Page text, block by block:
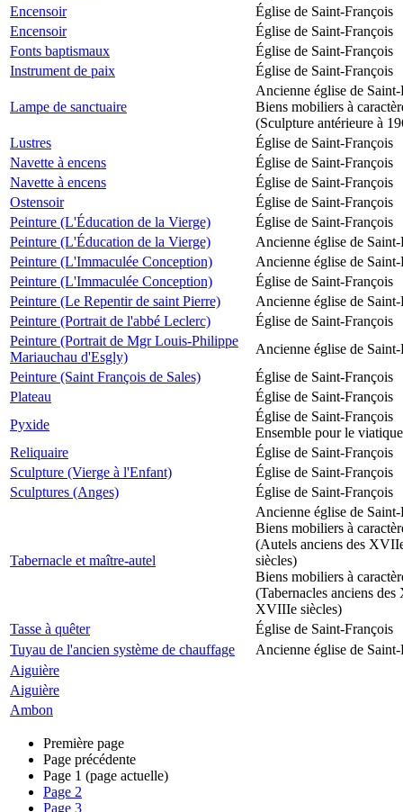
Encensoir
Église de Saint-François
Encensoir
Église de Saint-François
Fonts baptismaux
Église de Saint-François
Instrument de paix
Église de Saint-François
Lampe de sanctuaire
Ancienne église de Saint-
Biens mobiliers à
(Sculpture antérieure à
Lustres
Église de Saint-François
Navette à encens
Église de Saint-François
Navette à encens
Église de Saint-François
Ostensoir
Église de Saint-François
Peinture (L'Éducation de la Vierge)
Église de Saint-François
Peinture (L'Éducation de la Vierge)
Ancienne église de Saint-
Peinture (L'Immaculée Conception)
Ancienne église de Saint-
Peinture (L'Immaculée Conception)
Église de Saint-François
Peinture (Le Repentir de saint Pierre)
Ancienne église de Saint-
Peinture (Portrait de l'abbé Leclerc)
Église de Saint-François
Peinture (Portrait de Mgr Louis-Philippe
Mariauchau d'Esgly)
Ancienne église de Saint-
Peinture (Saint François de Sales)
Église de Saint-François
Plateau
Église de Saint-François
Pyxide
Église de Saint-François
Ensemble pour le viatique
Reliquaire
Église de Saint-François
Sculpture (Vierge à l'Enfant)
Église de Saint-François
Sculptures (Anges)
Église de Saint-François
Tabernacle et maître-autel
Ancienne église de Saint-
Biens mobiliers à
(Autels anciens des
siècles)
Biens mobiliers à
(Tabernacles anciens
XVIIIe siècles)
Tasse à quêter
Église de Saint-François
Tuyau de l'ancien système de chauffage
Ancienne église de Saint-
Aiguière
Aiguière
Ambon
Première page
Page précédente
Page 1 (page actuelle)
Page 2
Page 3